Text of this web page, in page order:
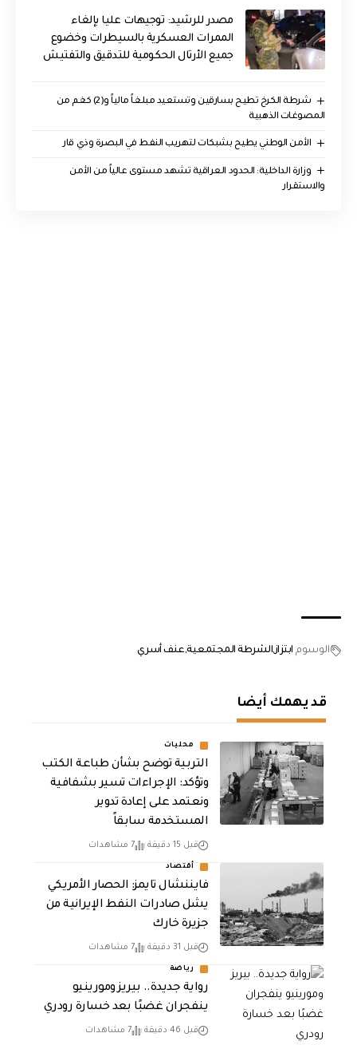
مصدر للرشيد: توجيهات عليا بإلغاء
الممرات العسكرية بالسيطرات وخضوع
جميع الأرتال الحكومية للتدقيق والتفتيش
شرطة الكرخ تطيح بسارقين وتستعيد مبلغاً مالياً و(2) كغم من
المصوغات الذهبية
الأمن الوطني يطيح بشبكات لتهريب النفط في البصرة وذي قار
وزارة الداخلية: الحدود العراقية تشهد مستوى عالياً من الأمن
والاستقرار
الوسوم ابتزازالشرطة المجتمعية عنف أسري
قد يهمك أيضا
محليات
التربية توضح بشأن طباعة الكتب
وتؤكد: الإجراءات تسير بشفافية
ونعتمد على إعادة تدوير
المستخدمة سابقاً
قبل 15 دقيقة 7 مشاهدات
أقتصاد
فايننشال تايمز: الحصار الأمريكي
يشل صادرات النفط الإيرانية من
جزيرة خارك
قبل 31 دقيقة 7 مشاهدات
رياضة
رواية جديدة.. بيريز ومورينيو
ينفجران غضبًا بعد خسارة رودري
قبل 46 دقيقة 7 مشاهدات